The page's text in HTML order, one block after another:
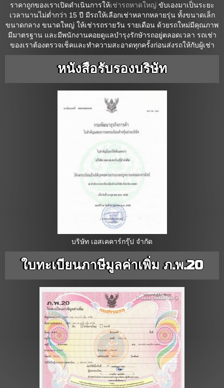
ราคาถูกของเราเปิดดำเนินการให้เช่ารถหาดใหญ่ ขับเองมาเป็นระยะ
เวลานานไม่ต่ำกว่า 15 ปี มีรถให้เลือกเช่าหลากหลายรุ่น ทั้งขนาดเล็ก
ขนาดกลาง ขนาดใหญ่ ให้เช่ารถรายวัน รายเดือน ด้วยรถใหม่มีคุณภาพ
มีมาตรฐาน และมีพนักงานคอยดูแลบำรุงรักษัารถอยู่ตลอดเวลา รถเช่า
ของเราต้องตรวจเช็คและทำความสะอาดทุกครั้งก่อนส่งรถให้กับผู้เช่า
หนังสือรับรองบริษัท
บริษัท เอสเคคาร์กรุ๊ป จำกัด
ใบทะเบียนภาษีมูลค่าเพิ่ม ภ.พ.20